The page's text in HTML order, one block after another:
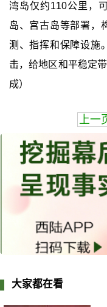
湾岛仅约110公里，
岛、宫古岛等部署，
测、指挥和保障设施
击，给地区和平稳定
成）
上一
大家都在看